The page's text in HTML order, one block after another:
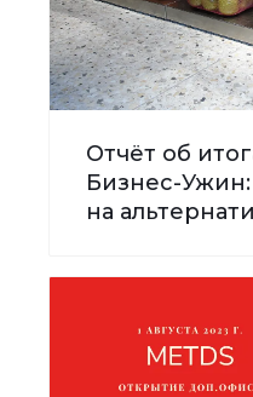
Отчёт об
Бизнес-
на